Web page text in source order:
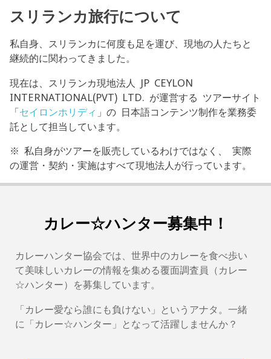
スリランカ旅行について
私自身、スリランカに何度も足を運び、現地の人たちと
継続的に関わってきました。
現在は、スリランカ現地法人 JP CEYLON
INTERNATIONAL(PVT) LTD. が運営する ツアーサイト
「セイロンホリディ 」の 日本語コンテンツ制作を業務委
託として担当しています。
※ 私自身がツアーを販売しているわけではなく、 実際
の運営・契約・実施はすべて現地法人が行っています。
カレー☆ハンター募集中！
カレーハンター協会では、世界中のカレーを食べ歩い
て美味しいカレーの情報を集める覆面調査員（カレー
☆ハンター）を募集しています。
「カレー愛なら誰にも負けない」というアナタ。一緒
に「カレー☆ハンター」となって活躍しませんか？